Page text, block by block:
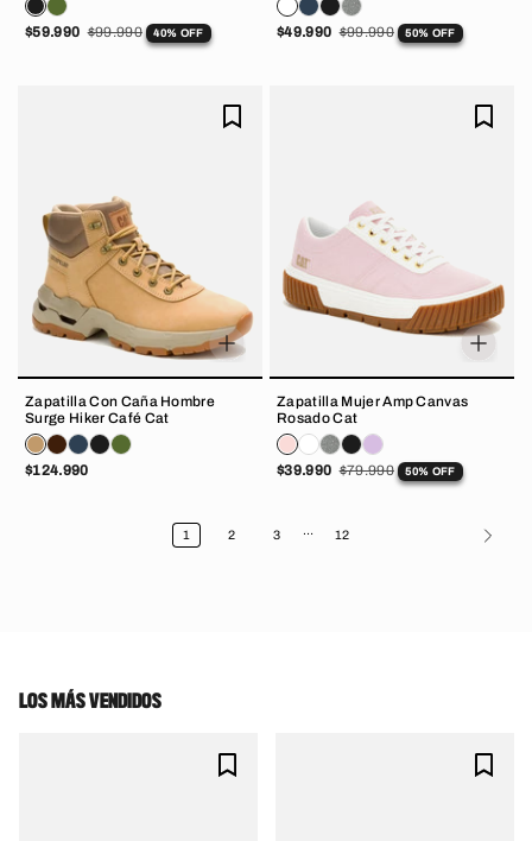
$59.990 $99.990 40% OFF $49.990 $99.990 50% OFF
Zapatilla Con Caña Hombre
Surge Hiker Café Cat
$124.990
Zapatilla Mujer Amp Canvas
Rosado Cat
$39.990 $79.990 50% OFF
1 2 3 … 12
LOS MÁS VENDIDOS